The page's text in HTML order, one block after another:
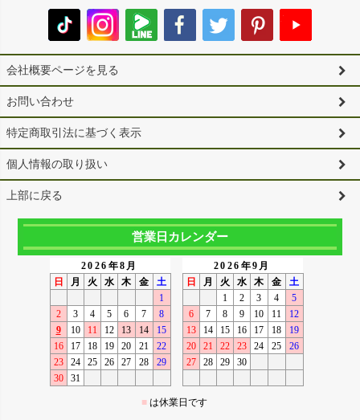
会社概要ページを見る
お問い合わせ
特定商取引法に基づく表示
個人情報の取り扱い
上部に戻る
営業日カレンダー